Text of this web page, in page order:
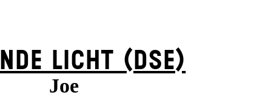
LICHT (DSE)
Joe